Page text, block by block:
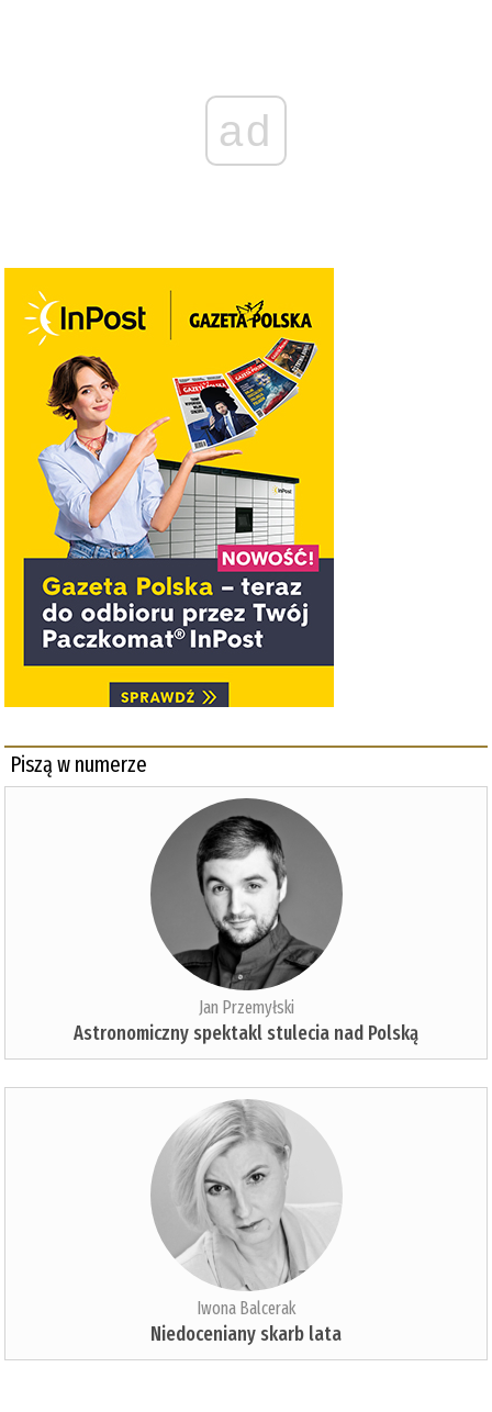
ad
Piszą w numerze
Jan Przemyłski
Astronomiczny spektakl stulecia nad Polską
Iwona Balcerak
Niedoceniany skarb lata